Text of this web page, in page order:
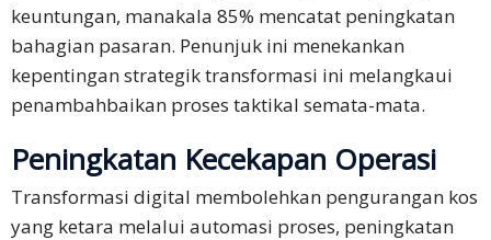
keuntungan, manakala 85% mencatat peningkatan
bahagian pasaran. Penunjuk ini menekankan
kepentingan strategik transformasi ini melangkaui
penambahbaikan proses taktikal semata-mata.
Peningkatan Kecekapan Operasi
Transformasi digital membolehkan pengurangan kos
yang ketara melalui automasi proses, peningkatan